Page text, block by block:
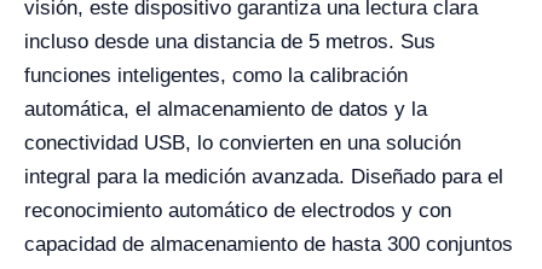
visión, este dispositivo garantiza una lectura clara
incluso desde una distancia de 5 metros. Sus
funciones inteligentes, como la calibración
automática, el almacenamiento de datos y la
conectividad USB, lo convierten en una solución
integral para la medición avanzada. Diseñado para el
reconocimiento automático de electrodos y con
capacidad de almacenamiento de hasta 300 conjuntos